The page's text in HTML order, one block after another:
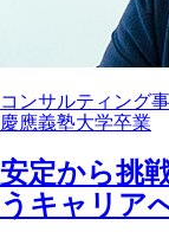
コンサルティン
慶應義塾大学卒業
安定から挑
うキャリア